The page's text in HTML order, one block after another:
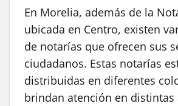
En Morelia, además de la
ubicada en Centro, existen
de notarías que ofrecen sus
ciudadanos. Estas notarías
distribuidas en diferentes
brindan atención en distintas